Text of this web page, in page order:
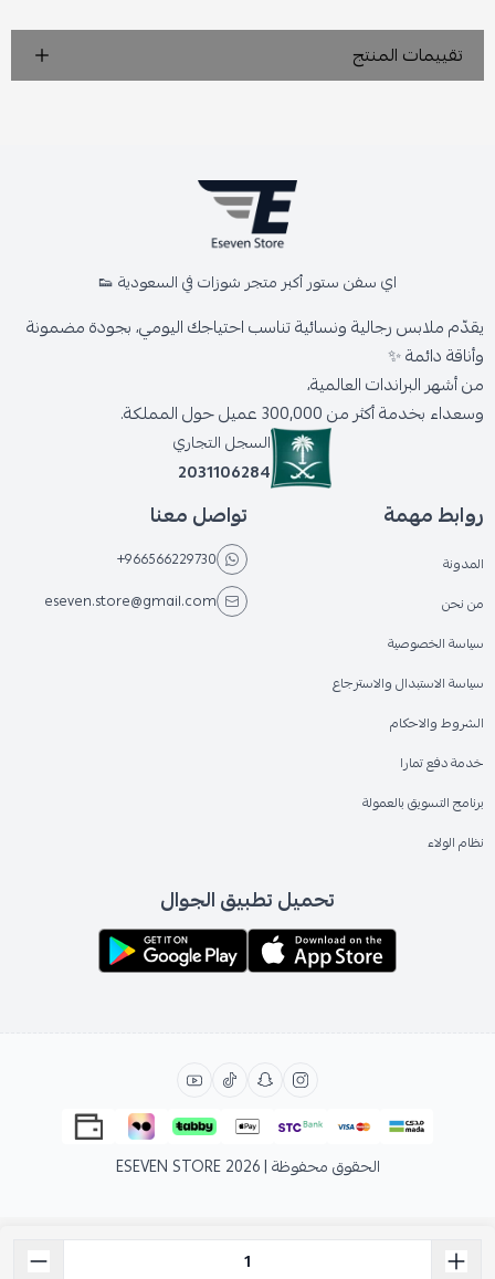
تقييمات المنتج
اي سفن ستور أكبر متجر شوزات في السعودية 👟
يقدّم ملابس رجالية ونسائية تناسب احتياجك اليومي، بجودة مضمونة
وأناقة دائمة ✨
من أشهر البراندات العالمية،
وسعداء بخدمة أكثر من 300,000 عميل حول المملكة.
السجل التجاري
2031106284
روابط مهمة
المدونة
من نحن
سياسة الخصوصية
سياسة الاستبدال والاسترجاع
الشروط والاحكام
خدمة دفع تمارا
برنامج التسويق بالعمولة
نظام الولاء
تواصل معنا
+966566229730
eseven.store@gmail.com
تحميل تطبيق الجوال
الحقوق محفوظة | 2026 ESEVEN STORE